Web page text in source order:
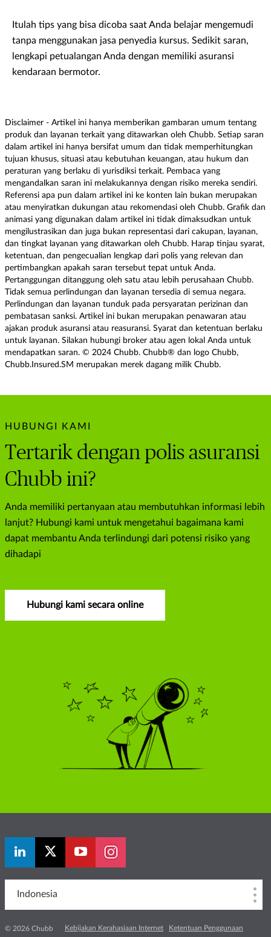
Itulah tips yang bisa dicoba saat Anda belajar mengemudi
tanpa menggunakan jasa penyedia kursus. Sedikit saran,
lengkapi petualangan Anda dengan memiliki asuransi
kendaraan bermotor.
Disclaimer - Artikel ini hanya memberikan gambaran umum tentang
produk dan layanan terkait yang ditawarkan oleh Chubb. Setiap saran
dalam artikel ini hanya bersifat umum dan tidak memperhitungkan
tujuan khusus, situasi atau kebutuhan keuangan, atau hukum dan
peraturan yang berlaku di yurisdiksi terkait. Pembaca yang
mengandalkan saran ini melakukannya dengan risiko mereka sendiri.
Referensi apa pun dalam artikel ini ke konten lain bukan merupakan
atau menyiratkan dukungan atau rekomendasi oleh Chubb. Grafik dan
animasi yang digunakan dalam artikel ini tidak dimaksudkan untuk
mengilustrasikan dan juga bukan representasi dari cakupan, layanan,
dan tingkat layanan yang ditawarkan oleh Chubb. Harap tinjau syarat,
ketentuan, dan pengecualian lengkap dari polis yang relevan dan
pertimbangkan apakah saran tersebut tepat untuk Anda.
Pertanggungan ditanggung oleh satu atau lebih perusahaan Chubb.
Tidak semua perlindungan dan layanan tersedia di semua negara.
Perlindungan dan layanan tunduk pada persyaratan perizinan dan
pembatasan sanksi. Artikel ini bukan merupakan penawaran atau
ajakan produk asuransi atau reasuransi. Syarat dan ketentuan berlaku
untuk layanan. Silakan hubungi broker atau agen lokal Anda untuk
mendapatkan saran. © 2024 Chubb. Chubb® dan logo Chubb,
Chubb.Insured.SM merupakan merek dagang milik Chubb.
HUBUNGI KAMI
Tertarik dengan polis asuransi
Chubb ini?
Anda memiliki pertanyaan atau membutuhkan informasi lebih
lanjut? Hubungi kami untuk mengetahui bagaimana kami
dapat membantu Anda terlindungi dari potensi risiko yang
dihadapi
Hubungi kami secara online
Indonesia
© 2026 Chubb Kebijakan Kerahasiaan Internet Ketentuan Penggunaan